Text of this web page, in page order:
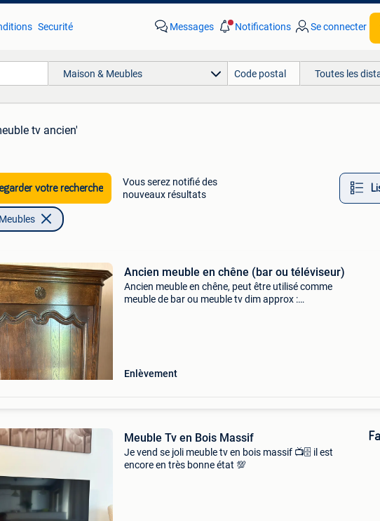
Securité Messages Notifications Se connecter
Maison & Meubles Toutes les
tv ancien'
votre recherche
Vous serez notifié des
nouveaux résultats
Ancien meuble en chêne (bar ou téléviseur)
Ancien meuble en chêne, peut être utilisé comme
meuble de bar ou meuble tv dim approx :
Enlèvement
Meuble Tv en Bois Massif
Je vend se joli meuble tv en bois massif 📺🗄️ il est
encore en très bonne état 💯